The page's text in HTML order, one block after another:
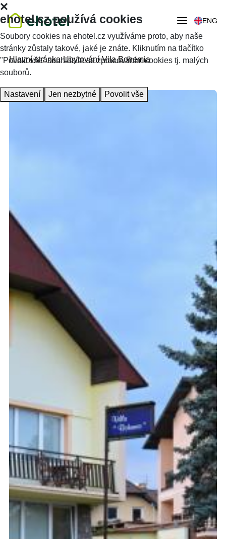
ENG
Hlavní stránka Ubytování Vila Bohemia
ehotel.cz používá cookies
Soubory cookies na ehotel.cz využíváme proto, aby naše
stránky zůstaly takové, jaké je znáte. Kliknutím na tlačítko
"Povolit vše" souhlasíte se zpracováním cookies tj. malých
souborů.
Nastavení Jen nezbytné Povolit vše